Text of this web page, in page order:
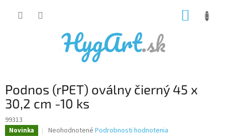
Podnos (rPET) oválny čierný 45 x
30,2 cm -10 ks
99313
Novinka
Priemerné
Neohodnotené Podrobnosti hodnotenia